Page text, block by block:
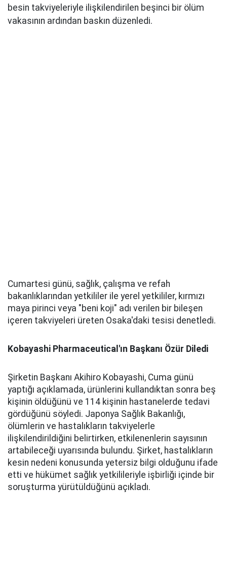
besin takviyeleriyle ilişkilendirilen beşinci bir ölüm
vakasının ardından baskın düzenledi.
Cumartesi günü, sağlık, çalışma ve refah
bakanlıklarından yetkililer ile yerel yetkililer, kırmızı
maya pirinci veya "beni koji" adı verilen bir bileşen
içeren takviyeleri üreten Osaka'daki tesisi denetledi.
Kobayashi Pharmaceutical'ın Başkanı Özür Diledi
Şirketin Başkanı Akihiro Kobayashi, Cuma günü
yaptığı açıklamada, ürünlerini kullandıktan sonra beş
kişinin öldüğünü ve 114 kişinin hastanelerde tedavi
gördüğünü söyledi. Japonya Sağlık Bakanlığı,
ölümlerin ve hastalıkların takviyelerle
ilişkilendirildiğini belirtirken, etkilenenlerin sayısının
artabileceği uyarısında bulundu. Şirket, hastalıkların
kesin nedeni konusunda yetersiz bilgi olduğunu ifade
etti ve hükümet sağlık yetkilileriyle işbirliği içinde bir
soruşturma yürütüldüğünü açıkladı.